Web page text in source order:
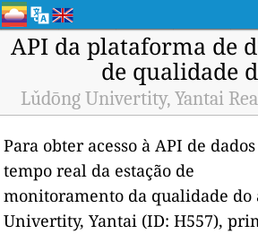
API da plataforma de
de qualidade
Lǔdōng Univertity, Yantai
Para obter acesso à API de
tempo real da estação de
monitoramento da qualidade do
Univertity, Yantai (ID: H557),